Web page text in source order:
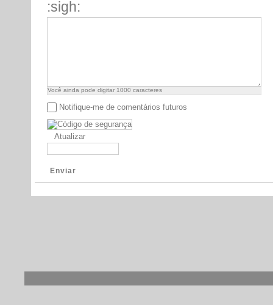
Você ainda pode digitar 1000 caracteres
Notifique-me de comentários futuros
Atualizar
Enviar